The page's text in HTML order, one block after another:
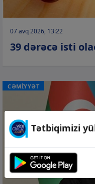
07 avq 2026, 13:22
39 dərəcə isti
CƏMİYYƏT
Tətbiqimizi